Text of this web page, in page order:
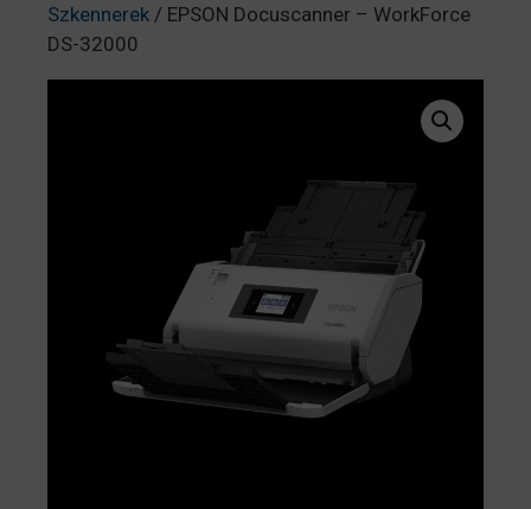
Szkennerek / EPSON Docuscanner – WorkForce
DS-32000